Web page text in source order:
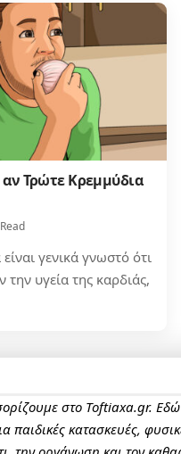
αν Τρώτε Κρεμμύδια
γενικά γνωστό ότι
την υγεία της καρδιάς,
στο Toftiaxa.gr.
παιδικές κατασκευές,